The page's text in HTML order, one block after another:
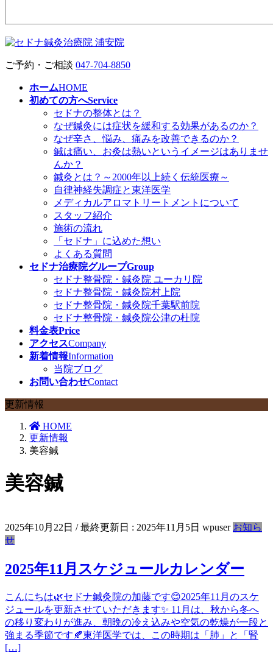
ご予約・ご相談 047-704-8850
ホームHOME
初めての方へService
セドナの整体とは？
なぜ鍼灸には症状を緩和する効果があるのか？
なぜ辛さ、悩み、痛みを改善できるのか？
鍼は痛い、お灸は熱いというイメージはありませ
んか？
鍼灸とは？～2000年以上続く伝統医療～
自律神経失調症と東洋医学
メディカルアロマトリートメントについて
スタッフ紹介
施術の流れ
「セドナ」に込めた想い
よくある質問
セドナ治療院グループGroup
セドナ整骨院・鍼灸院 ユーカリ院
セドナ整骨院・鍼灸院村上院
セドナ整骨院・鍼灸院千葉駅前院
セドナ整骨院・鍼灸院公津の杜院
料金表Price
アクセスCompany
新着情報Information
当院ブログ
お問い合わせContact
更新情報
HOME
更新情報
美容鍼
美容鍼
2025年10月22日 / 最終更新日 : 2025年11月5日 wpuser お知ら
せ
2025年11月スケジュールカレンダー
こんにちは🌿セドナ鍼灸院の加藤です😊2025年11月のスケ
ジュールを更新させていただきます✨ 11月は、秋から冬へ
の移り変わりが進み、朝晩の冷え込みや空気の乾燥が一段と
強まる季節です🍂東洋医学では、この時期は「肺」と「腎
[…]